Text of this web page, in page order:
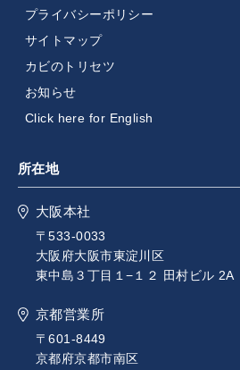
プライバシーポリシー
サイトマップ
カビのトリセツ
お知らせ
Click here for English
所在地
大阪本社
〒533-0033
大阪府大阪市東淀川区
東中島３丁目１−１２ 田村ビル 2A
京都営業所
〒601-8449
京都府京都市南区